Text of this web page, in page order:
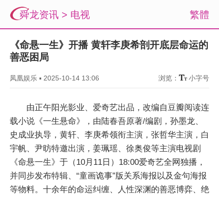
繁體
舜龙资讯 > 电视
《命悬一生》开播 黄轩李庚希剖开底层命运的
善恶困局
凤凰娱乐 ▪ 2025-10-14 13:06 浏览： 小字号
由正午阳光影业、爱奇艺出品，改编自豆瓣阅读连
载小说《一生悬命》，由陆春吾原著/编剧，孙墨龙、
史成业执导，黄轩、李庚希领衔主演，张哲华主演，白
宇帆、尹昉特邀出演，姜珮瑶、徐奥俊等主演电视剧
《命悬一生》于（10月11日）18:00爱奇艺全网独播，
并同步发布特辑、“童画诡事”版关系海报以及金句海报
等物料。十余年的命运纠缠、人性深渊的善恶博弈、绝